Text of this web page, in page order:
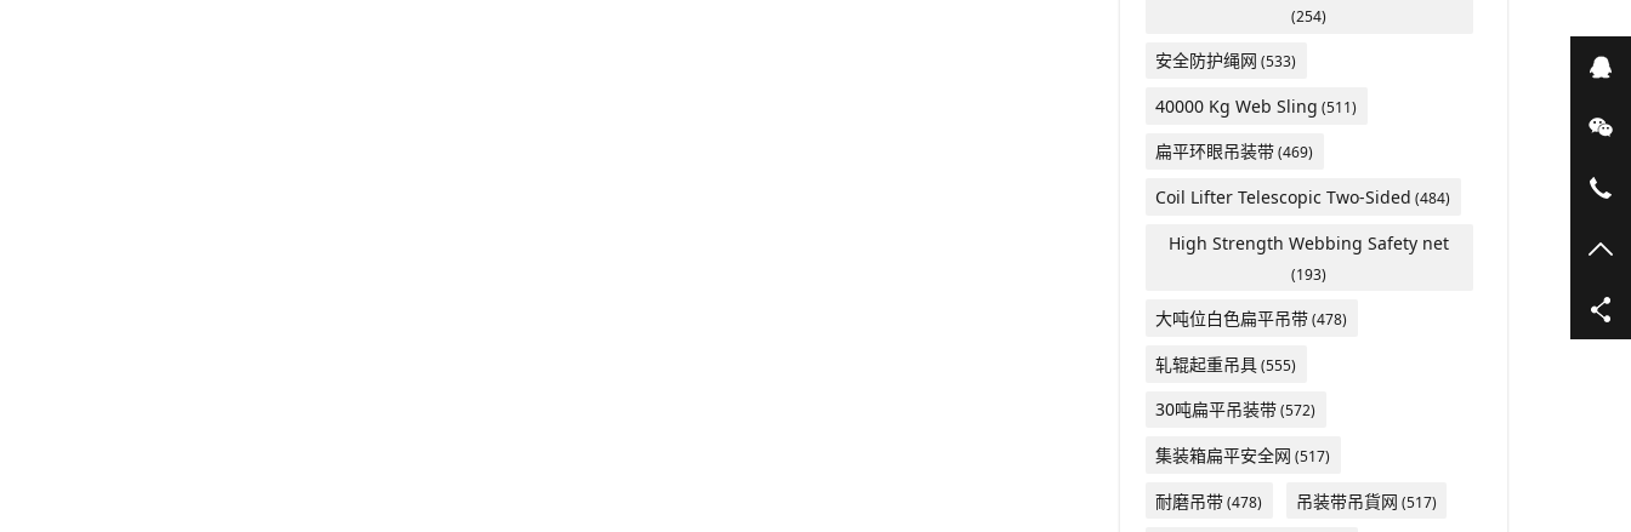
(254)
安全防护绳网 (533)
40000 Kg Web Sling (511)
扁平环眼吊装带(469)
Coil Lifter Telescopic Two-Sided (484)
High Strength Webbing Safety net
(193)
大吨位白色扁平吊带(478)
轧辊起重吊具(555)
30吨扁平吊装带(572)
集装箱扁平安全网 (517)
耐磨吊带(478) 吊装带吊貨网 (517)
在
微